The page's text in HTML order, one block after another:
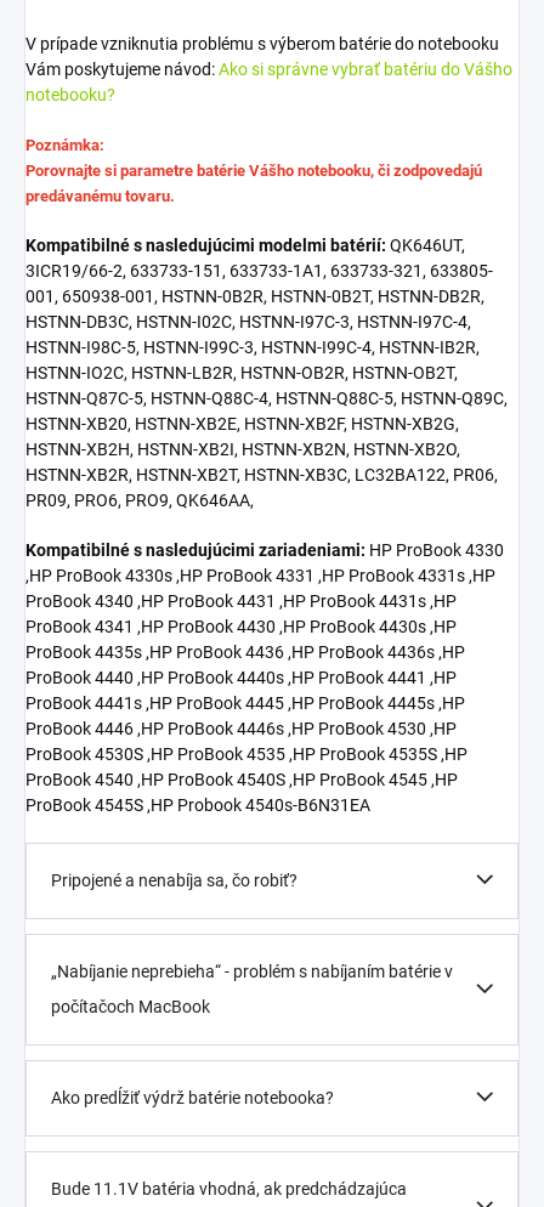
V prípade vzniknutia problému s výberom batérie do notebooku
Vám poskytujeme návod:Ako si správne vybrať batériu do Vášho
notebooku?
Poznámka:
Porovnajte si parametre batérie Vášho notebooku, či zodpovedajú
predávanému tovaru.
Kompatibilné s nasledujúcimi modelmi batérií: QK646UT,
3ICR19/66-2, 633733-151, 633733-1A1, 633733-321, 633805-
001, 650938-001, HSTNN-0B2R, HSTNN-0B2T, HSTNN-DB2R,
HSTNN-DB3C, HSTNN-I02C, HSTNN-I97C-3, HSTNN-I97C-4,
HSTNN-I98C-5, HSTNN-I99C-3, HSTNN-I99C-4, HSTNN-IB2R,
HSTNN-IO2C, HSTNN-LB2R, HSTNN-OB2R, HSTNN-OB2T,
HSTNN-Q87C-5, HSTNN-Q88C-4, HSTNN-Q88C-5, HSTNN-Q89C,
HSTNN-XB20, HSTNN-XB2E, HSTNN-XB2F, HSTNN-XB2G,
HSTNN-XB2H, HSTNN-XB2I, HSTNN-XB2N, HSTNN-XB2O,
HSTNN-XB2R, HSTNN-XB2T, HSTNN-XB3C, LC32BA122, PR06,
PR09, PRO6, PRO9, QK646AA,
Kompatibilné s nasledujúcimi zariadeniami: HP ProBook 4330
,HP ProBook 4330s ,HP ProBook 4331 ,HP ProBook 4331s ,HP
ProBook 4340 ,HP ProBook 4431 ,HP ProBook 4431s ,HP
ProBook 4341 ,HP ProBook 4430 ,HP ProBook 4430s ,HP
ProBook 4435s ,HP ProBook 4436 ,HP ProBook 4436s ,HP
ProBook 4440 ,HP ProBook 4440s ,HP ProBook 4441 ,HP
ProBook 4441s ,HP ProBook 4445 ,HP ProBook 4445s ,HP
ProBook 4446 ,HP ProBook 4446s ,HP ProBook 4530 ,HP
ProBook 4530S ,HP ProBook 4535 ,HP ProBook 4535S ,HP
ProBook 4540 ,HP ProBook 4540S ,HP ProBook 4545 ,HP
ProBook 4545S ,HP Probook 4540s-B6N31EA
Pripojené a nenabíja sa, čo robiť?
„Nabíjanie neprebieha“ - problém s nabíjaním batérie v
počítačoch MacBook
Ako predĺžiť výdrž batérie notebooka?
Bude 11.1V batéria vhodná, ak predchádzajúca